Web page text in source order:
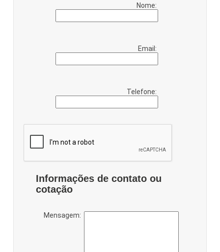
Nome:
Email:
Telefone:
Informações de contato ou
cotação
Mensagem: